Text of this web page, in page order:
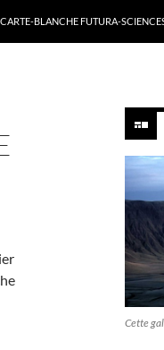
BLANCHE FUTURA-
Cette